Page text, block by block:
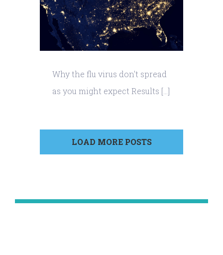
Why the flu virus don't spread
as you might expect Results [...]
LOAD MORE POSTS